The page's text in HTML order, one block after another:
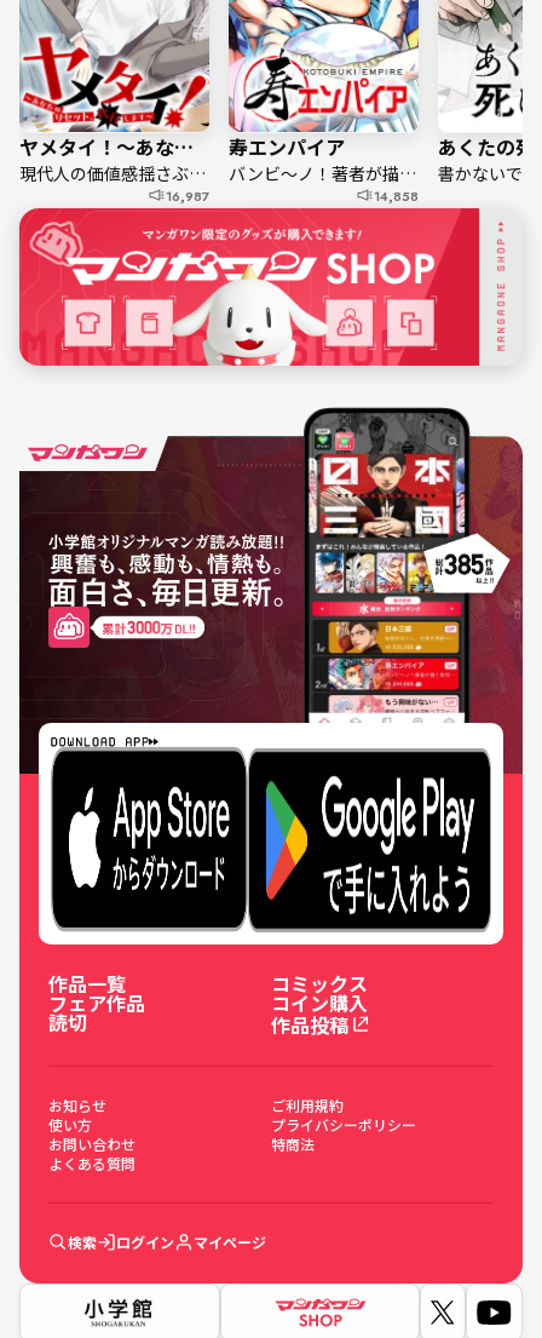
ヤメタイ！～あなたのリセット、代行します～
現代人の価値感揺さぶる社会派ドラマ！
16,987
寿エンパイア
バンビ～ノ！著者が描く寿司対決！
14,858
あくたの死
書かないで
作品一覧
フェア作品
読切
コミックス
コイン購入
作品投稿
お知らせ
使い方
お問い合わせ
よくある質問
ご利用規約
プライバシーポリシー
特商法
検索 ログイン マイページ